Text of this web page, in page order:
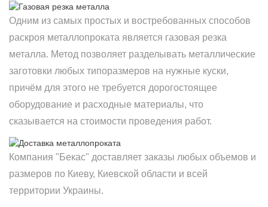
Одним из самых простых и востребованных способов
раскроя металлопроката является газовая резка
металла. Метод позволяет разделывать металлические
заготовки любых типоразмеров на нужные куски,
причём для этого не требуется дорогостоящее
оборудование и расходные материалы, что
сказывается на стоимости проведения работ.
Компания "Бекас" доставляет заказы любых объемов и
размеров по Киеву, Киевской области и всей
территории Украины.